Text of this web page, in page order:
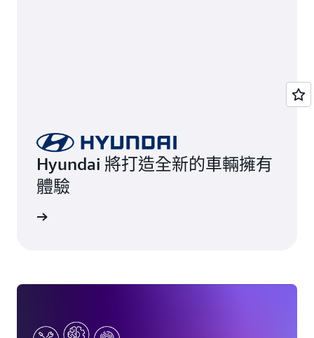
Hyundai 將打造全新的車輛擁有
體驗